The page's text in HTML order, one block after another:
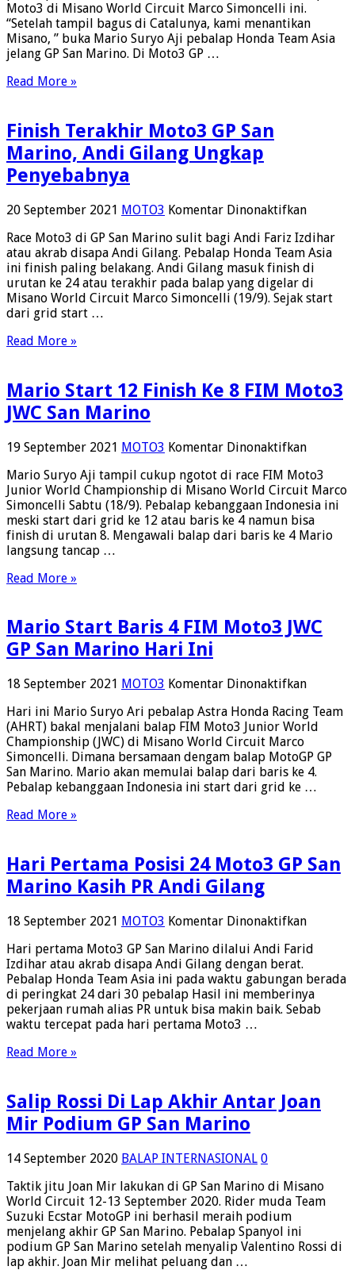
Bakal
Kompetitif
Sejak
Latihan
Moto3 di Misano World Circuit Marco Simoncelli ini.
“Setelah tampil bagus di Catalunya, kami menantikan
Misano, ” buka Mario Suryo Aji pebalap Honda Team Asia
jelang GP San Marino. Di Moto3 GP …
Read More »
Finish Terakhir Moto3 GP San
Marino, Andi Gilang Ungkap
Penyebabnya
20 September 2021 MOTO3 Komentar Dinonaktifkanpada
Terakhir
Moto3
GP
San
Marino,
Race Moto3 di GP San Marino sulit bagi Andi Fariz Izdihar
atau akrab disapa Andi Gilang. Pebalap Honda Team Asia
ini finish paling belakang. Andi Gilang masuk finish di
urutan ke 24 atau terakhir pada balap yang digelar di
Misano World Circuit Marco Simoncelli (19/9). Sejak start
dari grid start …
Read More »
Mario Start 12 Finish Ke 8 FIM Moto3
JWC San Marino
19 September 2021 MOTO3 Komentar Dinonaktifkanpada
Start
12
Finish
Ke
8
Mario Suryo Aji tampil cukup ngotot di race FIM Moto3
Junior World Championship di Misano World Circuit Marco
Simoncelli Sabtu (18/9). Pebalap kebanggaan Indonesia ini
meski start dari grid ke 12 atau baris ke 4 namun bisa
finish di urutan 8. Mengawali balap dari baris ke 4 Mario
langsung tancap …
Read More »
Mario Start Baris 4 FIM Moto3 JWC
GP San Marino Hari Ini
18 September 2021 MOTO3 Komentar Dinonaktifkanpada
Start
Baris
FIM
Moto3
JWC
Ini
Hari ini Mario Suryo Ari pebalap Astra Honda Racing Team
(AHRT) bakal menjalani balap FIM Moto3 Junior World
Championship (JWC) di Misano World Circuit Marco
Simoncelli. Dimana bersamaan dengam balap MotoGP GP
San Marino. Mario akan memulai balap dari baris ke 4.
Pebalap kebanggaan Indonesia ini start dari grid ke …
Read More »
Hari Pertama Posisi 24 Moto3 GP San
Marino Kasih PR Andi Gilang
18 September 2021 MOTO3 Komentar Dinonaktifkanpada
Pertama
24
Moto3
GP
Gilang
Hari pertama Moto3 GP San Marino dilalui Andi Farid
Izdihar atau akrab disapa Andi Gilang dengan berat.
Pebalap Honda Team Asia ini pada waktu gabungan berada
di peringkat 24 dari 30 pebalap Hasil ini memberinya
pekerjaan rumah alias PR untuk bisa makin baik. Sebab
waktu tercepat pada hari pertama Moto3 …
Read More »
Salip Rossi Di Lap Akhir Antar Joan
Mir Podium GP San Marino
14 September 2020 BALAP INTERNASIONAL 0
Taktik jitu Joan Mir lakukan di GP San Marino di Misano
World Circuit 12-13 September 2020. Rider muda Team
Suzuki Ecstar MotoGP ini berhasil meraih podium
menjelang akhir GP San Marino. Pebalap Spanyol ini
podium GP San Marino setelah menyalip Valentino Rossi di
lap akhir. Joan Mir melihat peluang dan …